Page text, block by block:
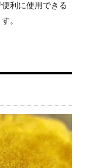
利に使用できる
。